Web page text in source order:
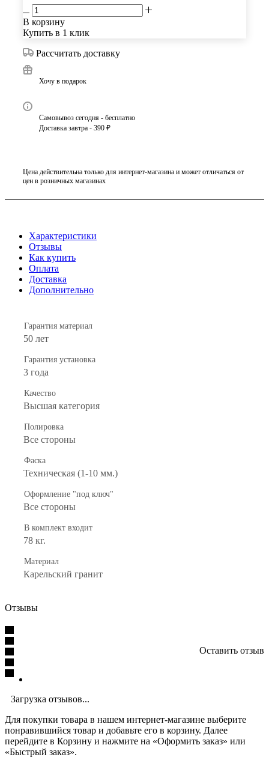
В корзину
Купить в 1 клик
Рассчитать доставку
Хочу в подарок
Самовывоз сегодня - бесплатно
Доставка завтра - 390 ₽
Цена действительна только для интернет-магазина и может отличаться от
цен в розничных магазинах
Характеристики
Отзывы
Как купить
Оплата
Доставка
Дополнительно
Гарантия материал
50 лет
Гарантия установка
3 года
Качество
Высшая категория
Полировка
Все стороны
Фаска
Техническая (1-10 мм.)
Оформление "под ключ"
Все стороны
В комплект входит
78 кг.
Материал
Карельский гранит
Отзывы
Оставить отзыв
Загрузка отзывов...
Для покупки товара в нашем интернет-магазине выберите
понравившийся товар и добавьте его в корзину. Далее
перейдите в Корзину и нажмите на «Оформить заказ» или
«Быстрый заказ».